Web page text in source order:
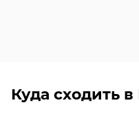
Куда сходить